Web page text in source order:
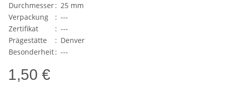
Durchmesser: 25 mm
Verpackung
: ---
Zertifikat
: ---
Prägestätte
: Denver
Besonderheit: ---
1,50 €